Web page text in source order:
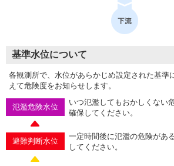
基準水位について
各観測所で、水位があらかじめ設定された基準
えて危険度をお知らせします。
氾濫危険水位
いつ氾濫してもおかしくない
確保してください。
避難判断水位
一定時間後に氾濫の危険がある
してください。